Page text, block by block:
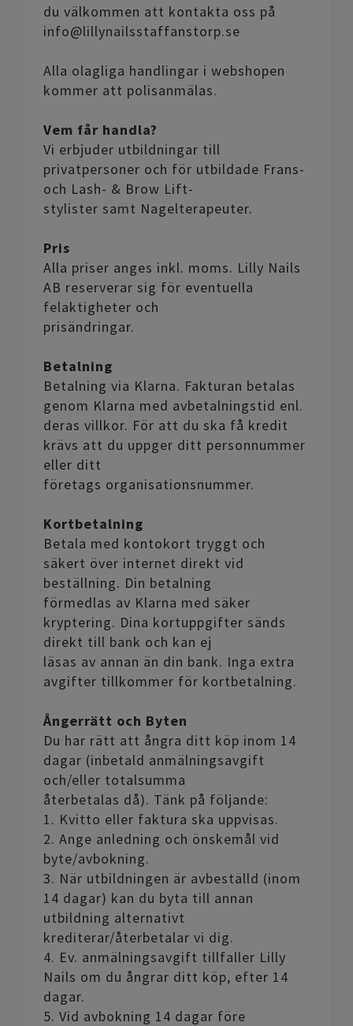
du välkommen att kontakta oss på
info@lillynailsstaffanstorp.se
Alla olagliga handlingar i webshopen
kommer att polisanmälas.
Vem får handla?
Vi erbjuder utbildningar till
privatpersoner och för utbildade Frans-
och Lash- & Brow Lift-
stylister samt Nagelterapeuter.
Pris
Alla priser anges inkl. moms. Lilly Nails
AB reserverar sig för eventuella
felaktigheter och
prisändringar.
Betalning
Betalning via Klarna. Fakturan betalas
genom Klarna med avbetalningstid enl.
deras villkor. För att du ska få kredit
krävs att du uppger ditt personnummer
eller ditt
företags organisationsnummer.
Kortbetalning
Betala med kontokort tryggt och
säkert över internet direkt vid
beställning. Din betalning
förmedlas av Klarna med säker
kryptering. Dina kortuppgifter sänds
direkt till bank och kan ej
läsas av annan än din bank. Inga extra
avgifter tillkommer för kortbetalning.
Ångerrätt och Byten
Du har rätt att ångra ditt köp inom 14
dagar (inbetald anmälningsavgift
och/eller totalsumma
återbetalas då). Tänk på följande:
1. Kvitto eller faktura ska uppvisas.
2. Ange anledning och önskemål vid
byte/avbokning.
3. När utbildningen är avbeställd (inom
14 dagar) kan du byta till annan
utbildning alternativt
krediterar/återbetalar vi dig.
4. Ev. anmälningsavgift tillfaller Lilly
Nails om du ångrar ditt köp, efter 14
dagar.
5. Vid avbokning 14 dagar före